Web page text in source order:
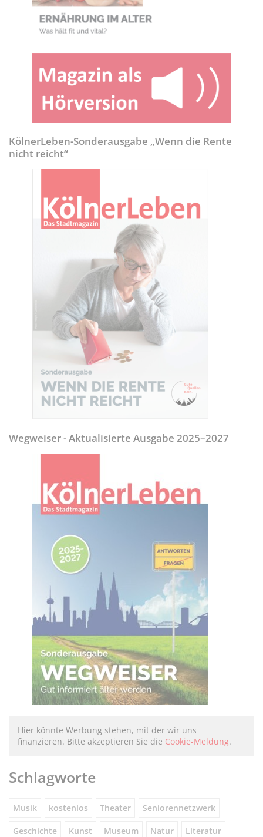
KölnerLeben-Sonderausgabe „Wenn die Rente
nicht reicht“
Wegweiser - Aktualisierte Ausgabe 2025–2027
Hier könnte Werbung stehen, mit der wir uns
finanzieren. Bitte akzeptieren Sie die Cookie-Meldung.
Schlagworte
Musik kostenlos Theater Seniorennetzwerk
Geschichte Kunst Museum Natur Literatur